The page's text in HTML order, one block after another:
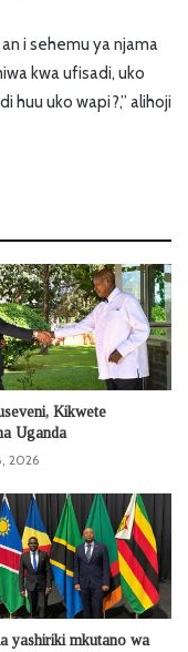
i sehemu ya njama
kwa ufisadi, uko
huu uko wapi?,” alihoji
Kikwete
Uganda
2026
yashiriki mkutano wa